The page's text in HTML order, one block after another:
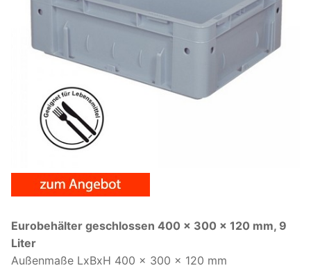
Eurobehälter geschlossen 400 x 300 x 120 mm, 9
Liter
Außenmaße LxBxH 400 x 300 x 120 mm